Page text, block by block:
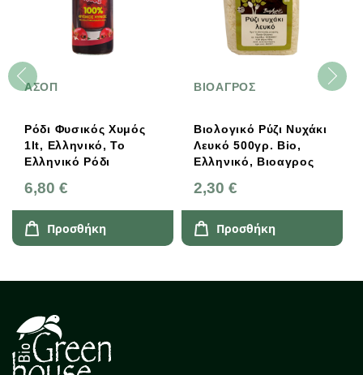
ΑΣΟΠ
Ρόδι Φυσικός Χυμός
1lt, Ελληνικό, Το
Ελληνικό Ρόδι
6,80 €
Προσθήκη
ΒΙΟΑΓΡΟΣ
Βιολογικό Ρύζι Νυχάκι
Λευκό 500γρ. Bio,
Ελληνικό, Βιοαγρος
2,30 €
Προσθήκη